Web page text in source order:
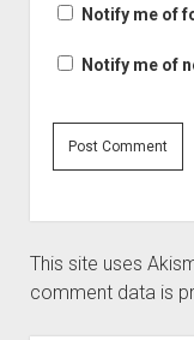
Notify me of
Notify me of
This site uses
comment data is